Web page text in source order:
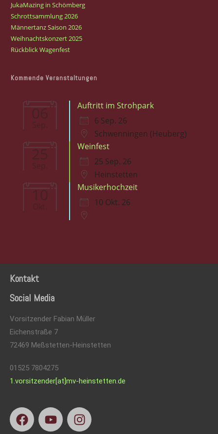
JukaMazing in Schömberg
Schrottsammlung 2026
Männertanz Saison 2026
Weihnachtskonzert 2025
Rückblick Wagenfest
Kommende Veranstaltungen
06
Sep.
Auftritt im Strohpark
6 Sep. 26
Schwenningen (Heuberg)
25
Sep.
Weinfest
25 Sep. 26
Heinstetten
10
Okt.
Musikerhochzeit
10 Okt. 26
Kontakt
Social Media
Vorsitzender Fabian Müller
Eichenstraße 7
72469 Meßstetten-Heinstetten
01525 7804275
1.vorsitzender[at]mv-heinstetten.de